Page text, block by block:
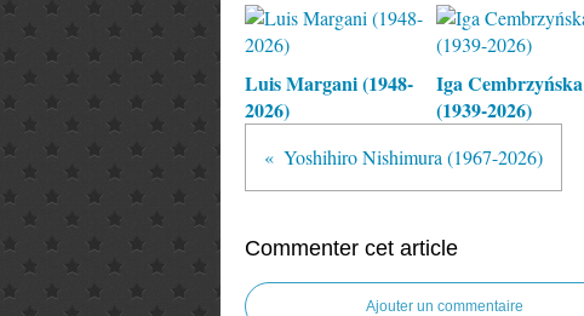
Luis Margani (1948-
2026)
Iga Cembrzyńska
(1939-2026)
Yoshihiro Nishimura (1967-2026)
Commenter cet article
Ajouter un commentaire